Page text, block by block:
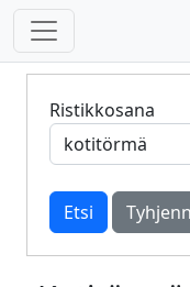
Ristikkosana